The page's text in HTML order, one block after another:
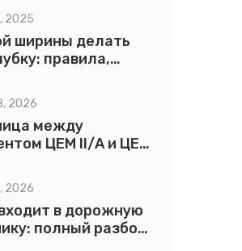
2025
ширины делать
правила,
плиты и
2026
между
ЦЕМ II/А и ЦЕМ
2026
в дорожную
полный разбор